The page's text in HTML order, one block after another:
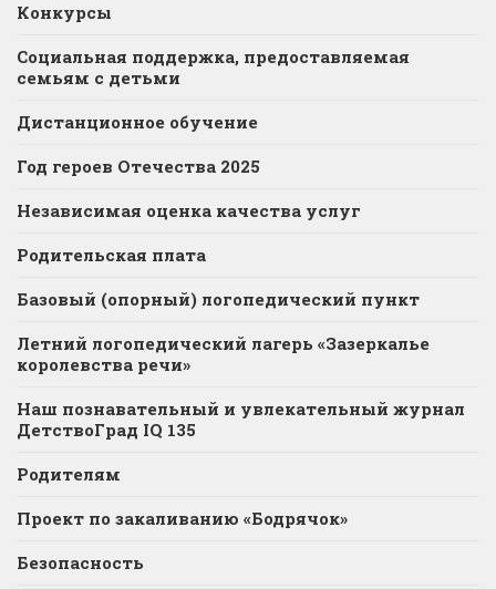
Конкурсы
Социальная поддержка, предоставляемая
семьям с детьми
Дистанционное обучение
Год героев Отечества 2025
Независимая оценка качества услуг
Родительская плата
Базовый (опорный) логопедический пункт
Летний логопедический лагерь «Зазеркалье
королевства речи»
Наш познавательный и увлекательный журнал
ДетствоГрад IQ 135
Родителям
Проект по закаливанию «Бодрячок»
Безопасность